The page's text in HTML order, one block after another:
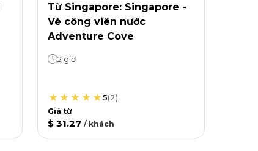
Từ Singapore: Singapore -
Vé công viên nước
Adventure Cove
2 giờ
5(2)
Giá từ
$ 31.27 / khách